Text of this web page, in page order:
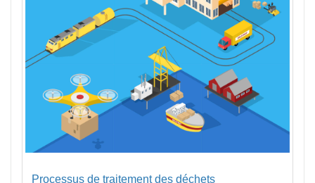
Processus de traitement des déchets